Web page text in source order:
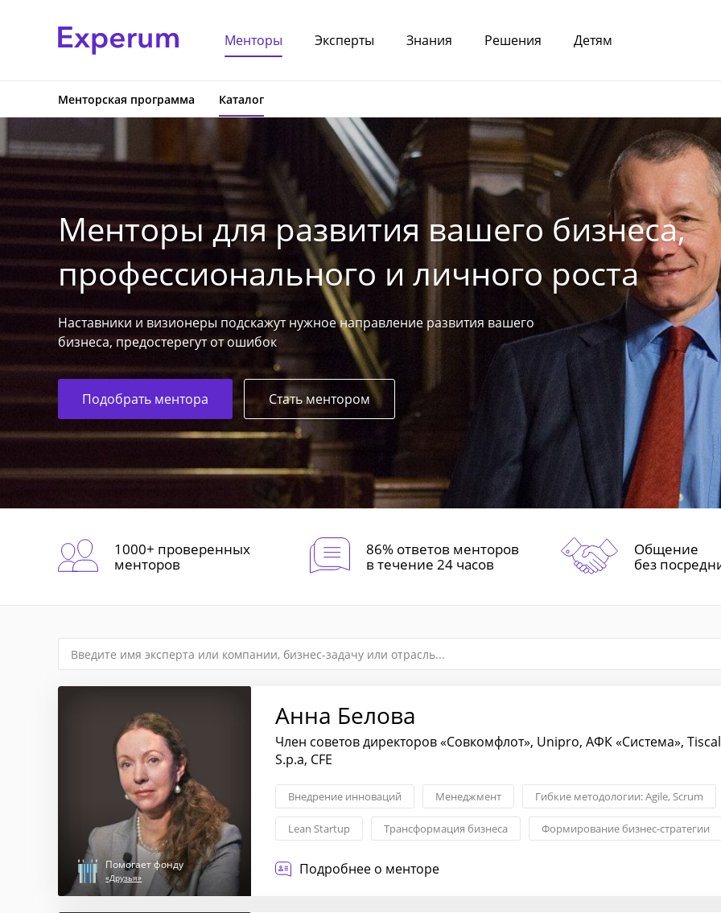
Менторы Эксперты Знания Решения Детям
Менторская программа Каталог
Менторы для развития вашего бизнеса,
профессионального и личного роста
Наставники и визионеры подскажут нужное направление развития вашего
бизнеса, предостерегут от ошибок
Подобрать ментора Стать ментором
1000+ проверенных
менторов
86% ответов менторов
в течение 24 часов
Общение
без
Помогает фонду
«Друзья»
Анна Белова
Член советов директоров «Совкомфлот», Unipro, АФК «Система»,
S.p.a, CFE
Внедрение инноваций Менеджмент Гибкие методологии: Agile, Scrum
Lean Startup Трансформация бизнеса Формирование бизнес-стратегии
Трансформация бизнеса
Подробнее о менторе